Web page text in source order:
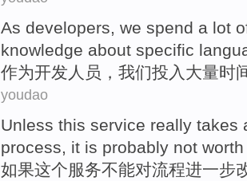
As developers, we spend a lot
knowledge about specific
作为开发人员 ， 我们投入 大量时
youdao
Unless this service really takes
process, it is probably not
如果这个服务不能对流程进一步